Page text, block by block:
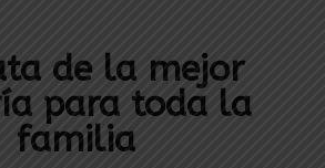
de la mejor
para toda la
familia